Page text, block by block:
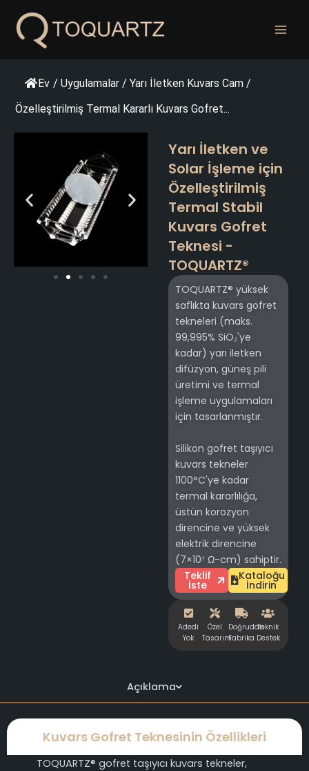
geç
Ev / Uygulamalar / Yarı İletken Kuvars Cam /
Özelleştirilmiş Termal Kararlı Kuvars Gofret...
Yarı İletken ve
Solar İşleme için
Özelleştirilmiş
Termal Stabil
Kuvars Gofret
Teknesi -
TOQUARTZ®
TOQUARTZ® yüksek
saflıkta kuvars gofret
tekneleri (maks.
99,995% SiO₂'ye
kadar) yarı iletken
difüzyon, güneş pili
üretimi ve termal
işleme uygulamaları
için tasarlanmıştır.
Silikon gofret taşıyıcı
kuvars tekneler
1100°C'ye kadar
termal kararlılığa,
üstün korozyon
direncine ve yüksek
elektrik direncine
(7×10⁷ Ω-cm) sahiptir.
Teklif
İste
Kataloğu
İndirin
Adedi
Yok
Özel
Tasarım
Doğrudan
Fabrika
Teknik
Destek
Açıklama
Kuvars Gofret Teknesinin Özellikleri
TOQUARTZ® gofret taşıyıcı kuvars tekneler,